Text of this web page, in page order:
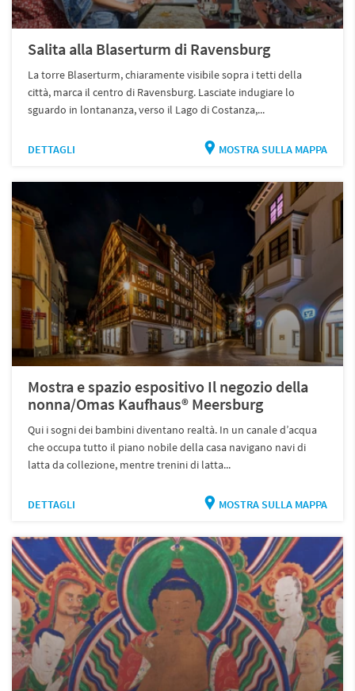
Salita alla Blaserturm di Ravensburg
La torre Blaserturm, chiaramente visibile sopra i tetti della
città, marca il centro di Ravensburg. Lasciate indugiare lo
sguardo in lontananza, verso il Lago di Costanza,...
DETTAGLI MOSTRA SULLA MAPPA
Mostra e spazio espositivo Il negozio della
nonna/Omas Kaufhaus® Meersburg
Qui i sogni dei bambini diventano realtà. In un canale d’acqua
che occupa tutto il piano nobile della casa navigano navi di
latta da collezione, mentre trenini di latta...
DETTAGLI MOSTRA SULLA MAPPA